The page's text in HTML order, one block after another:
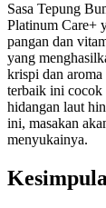
Sasa Tepung
Platinum Care+
pangan dan
yang
krispi dan
terbaik ini cocok
hidangan laut
ini, masakan
menyukainya.